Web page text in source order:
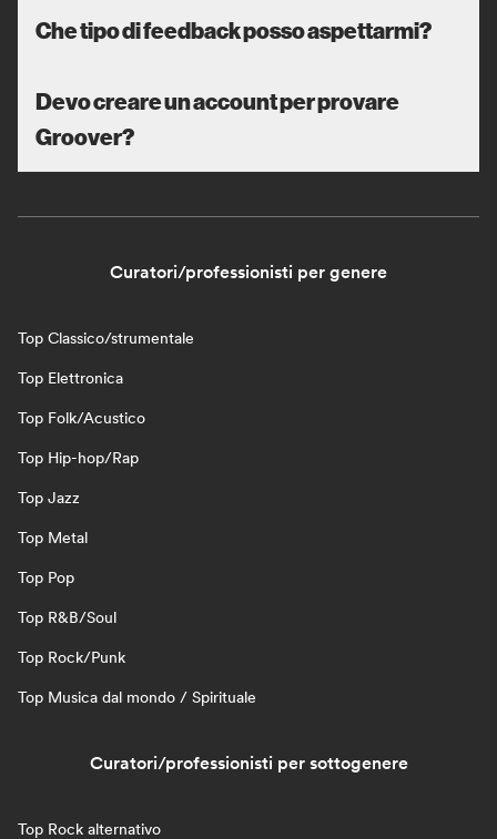
Che tipo di feedback posso aspettarmi?
Devo creare un account per provare
Groover?
Curatori/professionisti per genere
Top Classico/strumentale
Top Elettronica
Top Folk/Acustico
Top Hip-hop/Rap
Top Jazz
Top Metal
Top Pop
Top R&B/Soul
Top Rock/Punk
Top Musica dal mondo / Spirituale
Curatori/professionisti per sottogenere
Top Rock alternativo